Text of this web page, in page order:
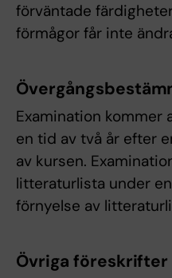
förväntade
förmågor får inte
Examination kommer
en tid av två år efter
av kursen.
litteraturlista under
förnyelse av
Övriga föreskrifter